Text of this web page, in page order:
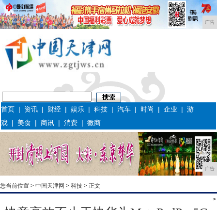
广告
首页 | 资讯 | 财经 |娱乐 |科技 |汽车 | 时尚 |企业 |游
戏 | 美食 |商讯 |消费 |微商
广告
您当前位置 > 中国天津网 > 科技 > 正文
>